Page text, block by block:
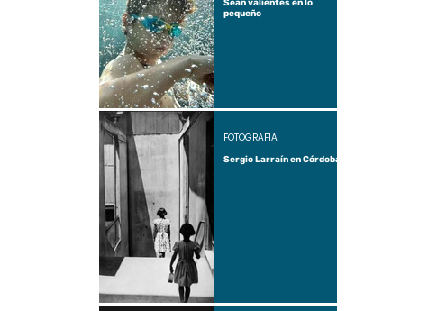
Sean valientes en lo
pequeño
Sergio Larraín en Córdoba
FOTOGRAFÍA